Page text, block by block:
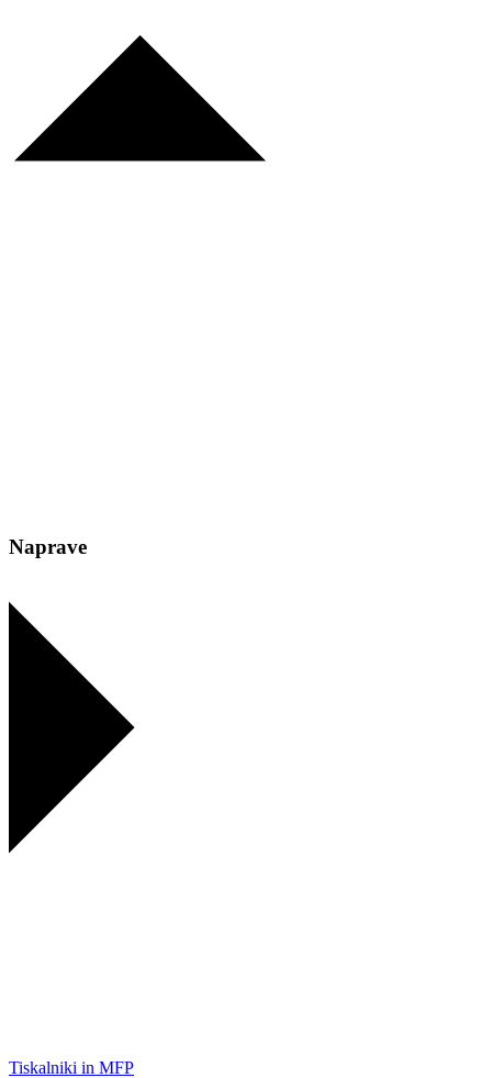
Naprave
Tiskalniki in MFP